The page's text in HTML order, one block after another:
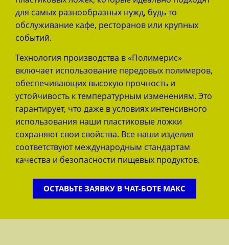
для самых разнообразных нужд, будь то
обслуживание кафе, ресторанов или крупных
событий.
Технология производства в «Полимерис»
включает использование передовых полимеров,
обеспечивающих высокую прочность и
устойчивость к температурным изменениям. Это
гарантирует, что даже в условиях интенсивного
использования наши пластиковые ложки
сохраняют свои свойства. Все наши изделия
соответствуют международным стандартам
качества и безопасности пищевых продуктов.
ОСТАВЬТЕ ЗАЯВКУ В ЧАТ-БОТЕ МАКС